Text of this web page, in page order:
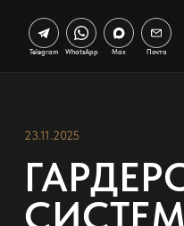
Telegram WhatsApp Max Почта
23.11.2025